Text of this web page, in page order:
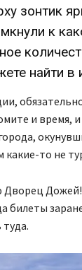
зонтик
к
найти в
и время,
какие-то не
Дожей!
билеты